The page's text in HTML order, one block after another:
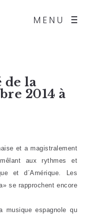
MENU
de la
2014 à
et a magistralement
aux rythmes et
et d´Amérique. Les
se rapprochent encore
musique espagnole qu